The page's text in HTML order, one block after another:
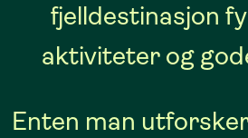
fjelldestinasjon
aktiviteter og
Enten man